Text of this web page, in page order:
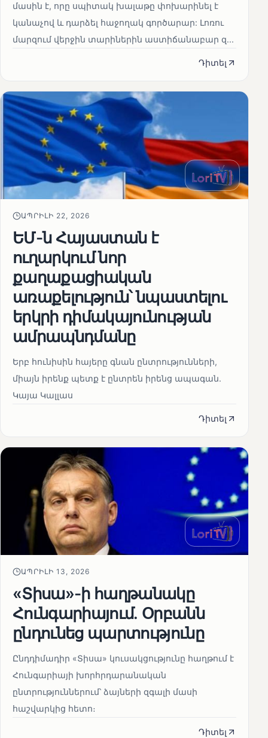
մասին է, որը սպիտակ խալաթը փոխարինել է
կանաչով և դարձել հաջողակ գործարար: Լոռու
մարզում վերջին տարիներին աստիճանաբար զ...
Դիտել
ԱՊՐԻԼԻ 22, 2026
ԵՄ-ն Հայաստան է
ուղարկում նոր
քաղաքացիական
առաքելություն՝ նպաստելու
երկրի դիմակայունության
ամրապնդմանը
Երբ հունիսին հայերը գնան ընտրությունների,
միայն իրենք պետք է ընտրեն իրենց ապագան.
Կայա Կալլաս
Դիտել
ԱՊՐԻԼԻ 13, 2026
«Տիսա»-ի հաղթանակը
Հունգարիայում․ Օրբանն
ընդունեց պարտությունը
Ընդդիմադիր «Տիսա» կուսակցությունը հաղթում է
Հունգարիայի խորհրդարանական
ընտրություններում՝ ձայների զգալի մասի
հաշվարկից հետո։
Դիտել